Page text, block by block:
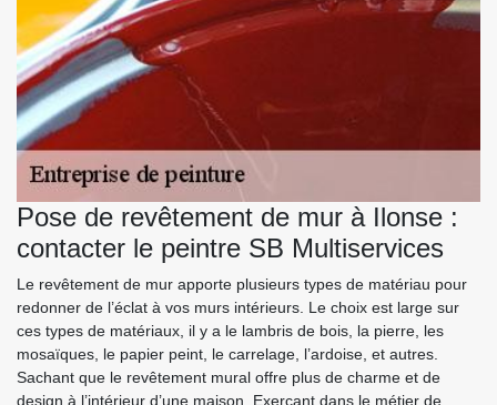
Pose de revêtement de mur à Ilonse :
contacter le peintre SB Multiservices
Le revêtement de mur apporte plusieurs types de matériau pour
redonner de l’éclat à vos murs intérieurs. Le choix est large sur
ces types de matériaux, il y a le lambris de bois, la pierre, les
mosaïques, le papier peint, le carrelage, l’ardoise, et autres.
Sachant que le revêtement mural offre plus de charme et de
design à l’intérieur d’une maison. Exerçant dans le métier de